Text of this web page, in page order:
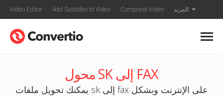
Video Editor Add Subtitles to Video Compress Video المزيد
محول SK إلى FAX
يمكنك تحويل ملفات sk إلى fax على الإنترنت وبشكل